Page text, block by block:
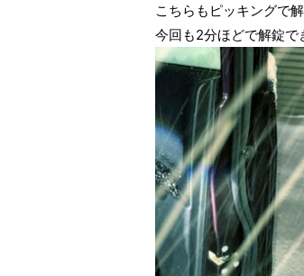
こちらもピッキングで
今回も2分ほどで解錠で